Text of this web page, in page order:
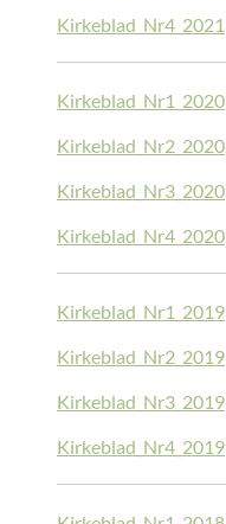
Kirkeblad_Nr4_2021
Kirkeblad_Nr1_2020
Kirkeblad_Nr2_2020
Kirkeblad_Nr3_2020
Kirkeblad_Nr4_2020
Kirkeblad_Nr1_2019
Kirkeblad_Nr2_2019
Kirkeblad_Nr3_2019
Kirkeblad_Nr4_2019